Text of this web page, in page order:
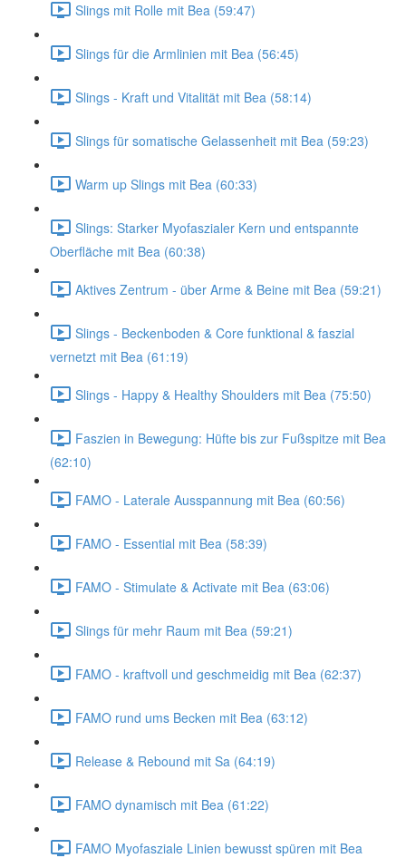
Slings mit Rolle mit Bea (59:47)
Slings für die Armlinien mit Bea (56:45)
Slings - Kraft und Vitalität mit Bea (58:14)
Slings für somatische Gelassenheit mit Bea (59:23)
Warm up Slings mit Bea (60:33)
Slings: Starker Myofaszialer Kern und entspannte
Oberfläche mit Bea (60:38)
Aktives Zentrum - über Arme & Beine mit Bea (59:21)
Slings - Beckenboden & Core funktional & faszial
vernetzt mit Bea (61:19)
Slings - Happy & Healthy Shoulders mit Bea (75:50)
Faszien in Bewegung: Hüfte bis zur Fußspitze mit Bea
(62:10)
FAMO - Laterale Ausspannung mit Bea (60:56)
FAMO - Essential mit Bea (58:39)
FAMO - Stimulate & Activate mit Bea (63:06)
Slings für mehr Raum mit Bea (59:21)
FAMO - kraftvoll und geschmeidig mit Bea (62:37)
FAMO rund ums Becken mit Bea (63:12)
Release & Rebound mit Sa (64:19)
FAMO dynamisch mit Bea (61:22)
FAMO Myofasziale Linien bewusst spüren mit Bea